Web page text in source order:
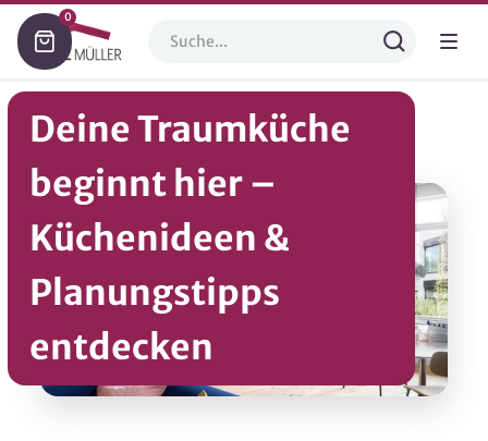
0
Deine Traumküche
beginnt hier –
Küchenideen &
Planungstipps
entdecken